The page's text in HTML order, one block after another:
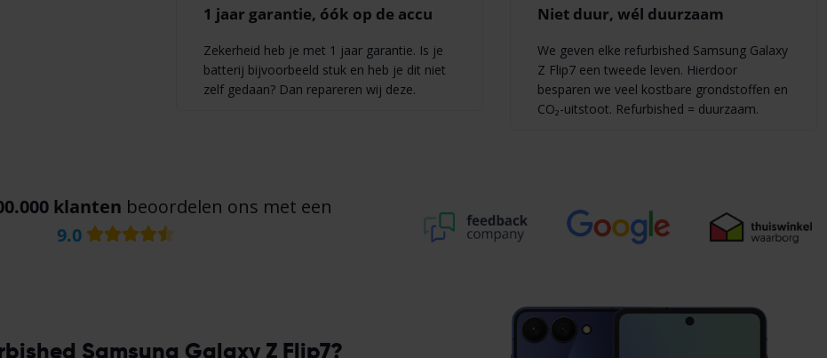
1 jaar garantie, óók op de accu
Zekerheid heb je met 1 jaar garantie. Is je
batterij bijvoorbeeld stuk en heb je dit niet
zelf gedaan? Dan repareren wij deze.
Niet duur, wél duurzaam
We geven elke refurbished Samsung Galaxy
Z Flip7 een tweede leven. Hierdoor
besparen we veel kostbare grondstoffen en
CO₂-uitstoot. Refurbished = duurzaam.
klanten beoordelen ons met een
9.0
Samsung Galaxy Z Flip7?